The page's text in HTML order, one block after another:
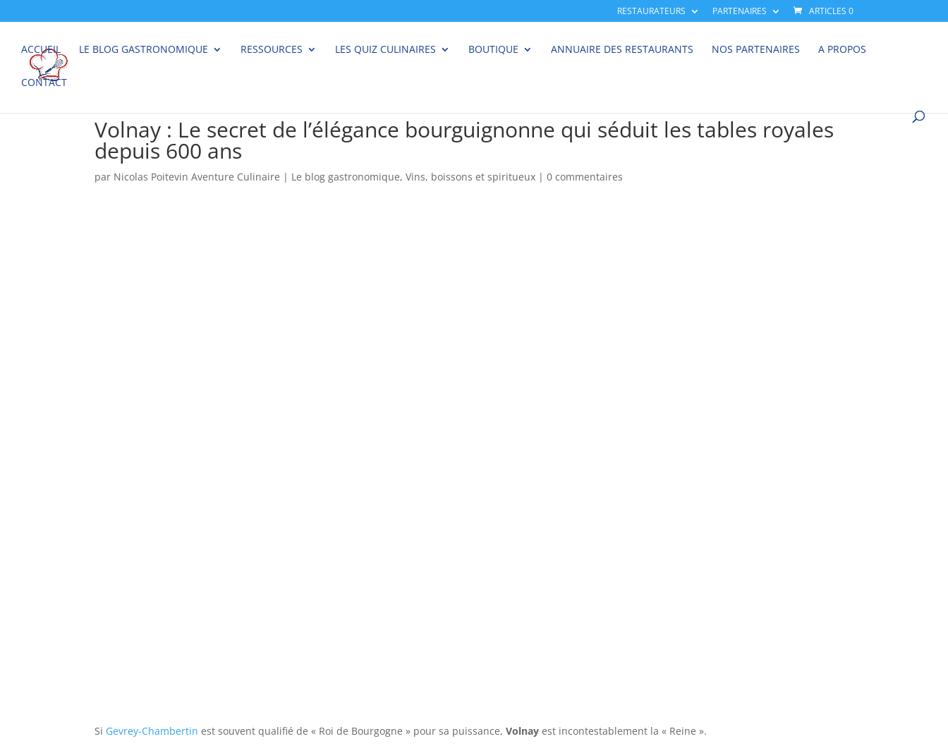
RESTAURATEURS PARTENAIRES ARTICLES 0
ACCUEIL LE BLOG GASTRONOMIQUE RESSOURCES LES QUIZ CULINAIRES BOUTIQUE ANNUAIRE DES RESTAURANTS NOS PARTENAIRES A PROPOS
CONTACT
Volnay : Le secret de l’élégance bourguignonne qui séduit les tables royales
depuis 600 ans
par Nicolas Poitevin Aventure Culinaire | Le blog gastronomique,Vins, boissons et spiritueux |0 commentaires
Si Gevrey-Chambertin est souvent qualifié de « Roi de Bourgogne » pour sa puissance,Volnay est incontestablement la « Reine ».